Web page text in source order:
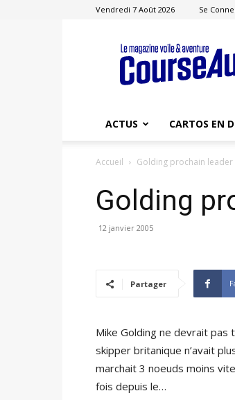
Vendredi 7 Août 2026 Se
au
ACTUS CARTOS EN
Accueil Golding prochain leader
Golding
12 janvier 2005
Partager
Mike Golding ne devrait pas
skipper britanique n’avait
marchait 3 noeuds moins
fois depuis le…